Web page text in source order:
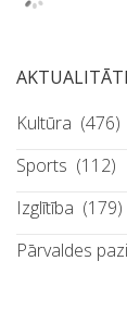
Kultūra (476)
Sports (112)
Izglītība (179)
Pārvaldes